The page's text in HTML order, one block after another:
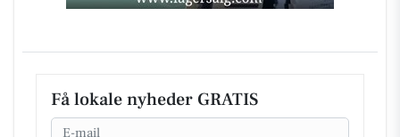
Få lokale nyheder GRATIS
Email